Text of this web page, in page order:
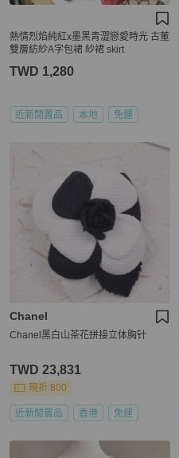
熱情烈焰純紅x墨黑青澀戀愛時光 古董
雙層紡紗A字包裙 紗裙 skirt
TWD 1,280
近新閒置品 本地 免運
Chanel
Chanel黑白山茶花拼接立体胸针
TWD 23,831
現折 800
近新閒置品 香港 免運